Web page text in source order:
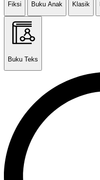
Fiksi Buku Anak Klasik
Buku Teks